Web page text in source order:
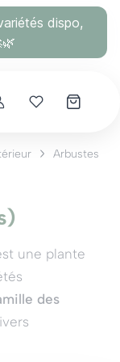
dispo,
Mes coups
Arbustes
une plante
des